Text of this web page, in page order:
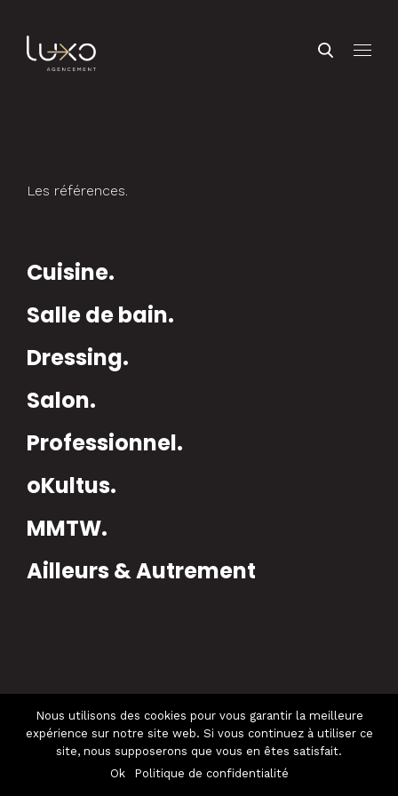
Les références.
Cuisine.
Salle de bain.
Dressing.
Salon.
Professionnel.
oKultus.
MMTW.
Ailleurs & Autrement
Nous utilisons des cookies pour vous garantir la meilleure
expérience sur notre site web. Si vous continuez à utiliser ce
site, nous supposerons que vous en êtes satisfait.
Ok
Politique de confidentialité